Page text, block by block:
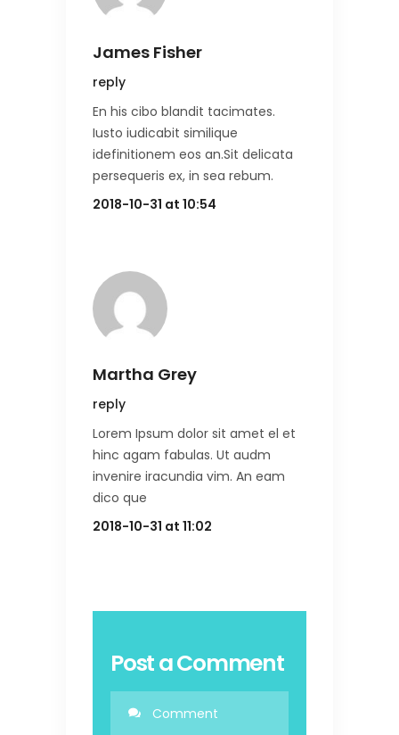
James Fisher
reply
En his cibo blandit tacimates.
Iusto iudicabit similique
idefinitionem eos an.Sit delicata
persequeris ex, in sea rebum.
2018-10-31 at 10:54
Martha Grey
reply
Lorem Ipsum dolor sit amet el et
hinc agam fabulas. Ut audm
invenire iracundia vim. An eam
dico que
2018-10-31 at 11:02
Post a Comment